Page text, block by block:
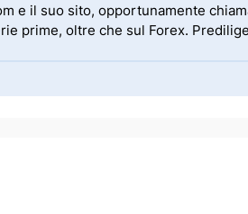
e il suo sito, opportunamente
prime, oltre che sul Forex.